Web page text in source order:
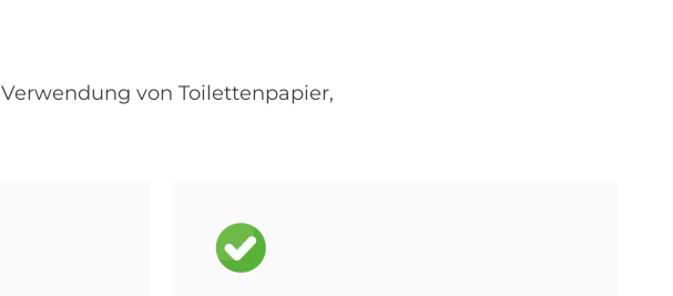
von Toilettenpapier,
Bild